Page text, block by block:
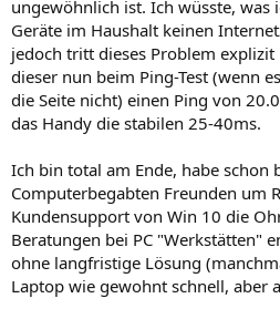
ungewöhnlich ist. Ich wüsste, was
Geräte im Haushalt keinen
jedoch tritt dieses Problem
dieser nun beim Ping-Test (wenn
die Seite nicht) einen Ping von
das Handy die stabilen 25-40ms.
Ich bin total am Ende, habe schon
Computerbegabten Freunden um
Kundensupport von Win 10 die
Beratungen bei PC "Werkstätten"
ohne langfristige Lösung
Laptop wie gewohnt schnell, aber